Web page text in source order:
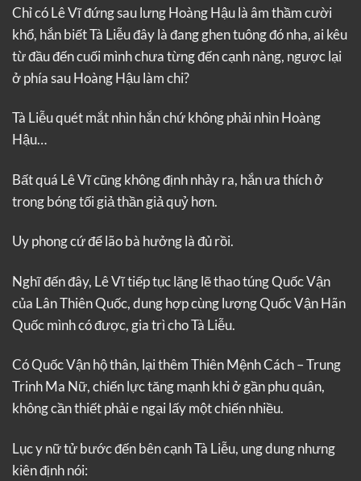
Chỉ có Lê Vĩ đứng sau lưng Hoàng Hậu là âm thầm cười
khổ, hắn biết Tà Liễu đây là đang ghen tuông đó nha, ai kêu
từ đầu đến cuối mình chưa từng đến cạnh nàng, ngược lại
ở phía sau Hoàng Hậu làm chi?
Tà Liễu quét mắt nhìn hắn chứ không phải nhìn Hoàng
Hậu…
Bất quá Lê Vĩ cũng không định nhảy ra, hắn ưa thích ở
trong bóng tối giả thần giả quỷ hơn.
Uy phong cứ để lão bà hưởng là đủ rồi.
Nghĩ đến đây, Lê Vĩ tiếp tục lặng lẽ thao túng Quốc Vận
của Lân Thiên Quốc, dung hợp cùng lượng Quốc Vận Hãn
Quốc mình có được, gia trì cho Tà Liễu.
Có Quốc Vận hộ thân, lại thêm Thiên Mệnh Cách – Trung
Trinh Ma Nữ, chiến lực tăng mạnh khi ở gần phu quân,
không cần thiết phải e ngại lấy một chiến nhiều.
Lục y nữ tử bước đến bên cạnh Tà Liễu, ung dung nhưng
kiên định nói: